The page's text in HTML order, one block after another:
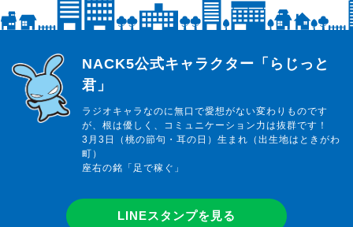
らじっと君
NACK5公式キャラクター「らじっと
君」
ラジオキャラなのに無口で愛想がない変わりものです
が、根は優しく、コミュニケーション力は抜群です！
3月3日（桃の節句・耳の日）生まれ（出生地はときがわ
町）
座右の銘「足で稼ぐ」
LINEスタンプを見る